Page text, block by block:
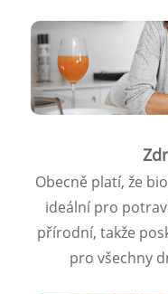
Obecně platí, že
ideální pro
přírodní, takže
pro všechny